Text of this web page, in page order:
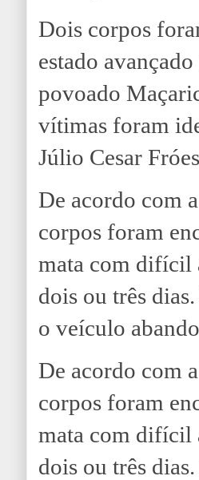
Dois corpos
estado
povoado
vítimas foram
Júlio Cesar
De acordo com
corpos foram
mata com difícil
dois ou três
o veículo
De acordo com
corpos foram
mata com difícil
dois ou três